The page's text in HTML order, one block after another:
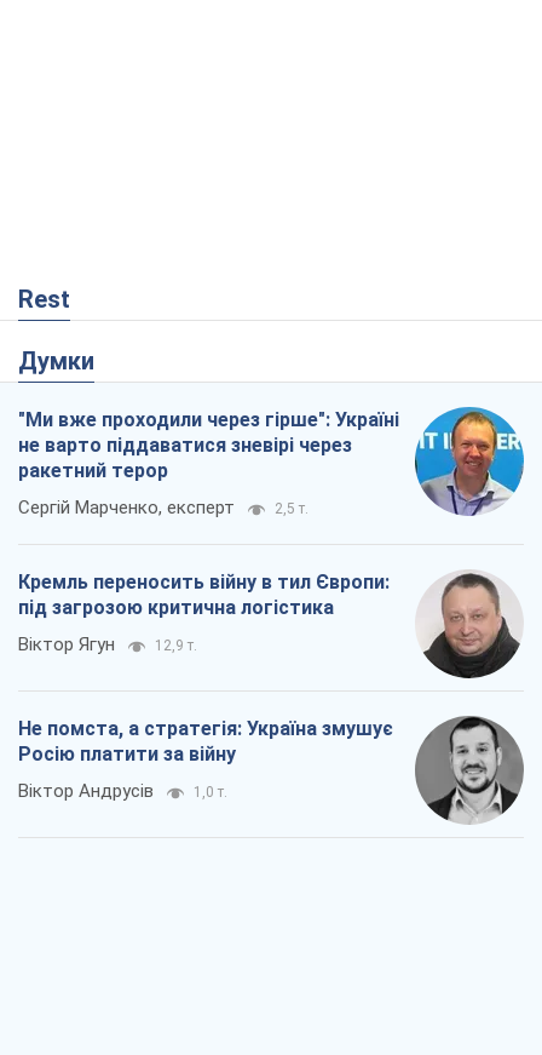
Rest
Думки
"Ми вже проходили через гірше": Україні
не варто піддаватися зневірі через
ракетний терор
Сергій Марченко, експерт 2,5 т.
Кремль переносить війну в тил Європи:
під загрозою критична логістика
Віктор Ягун 12,9 т.
Не помста, а стратегія: Україна змушує
Росію платити за війну
Віктор Андрусів 1,0 т.